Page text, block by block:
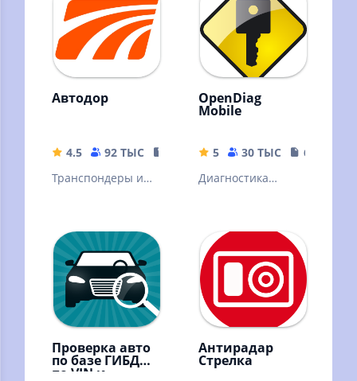
Автодор
4.5 92 ТЫС
55.05 MB
Транспондеры и
приложении
"Автодор"
OpenDiag
Mobile
5 30 ТЫС
6.46 MB
Диагностика
российского
производства.
Проверка авто
по базе ГИБДД
по VIN и
Антирадар
Стрелка